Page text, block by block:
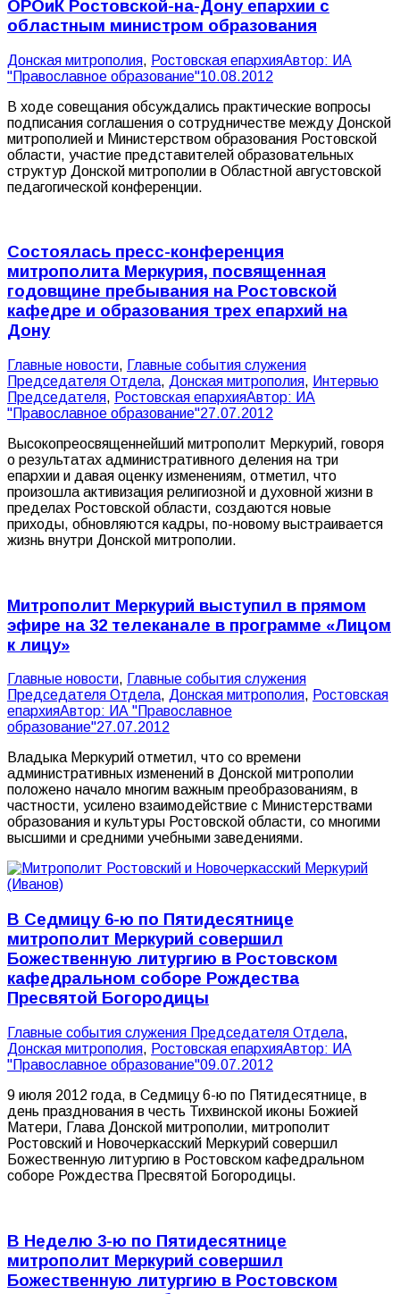
ОРОиК Ростовской-на-Дону епархии с
областным министром образования
Донская митрополия, Ростовская епархияАвтор: ИА
"Православное образование"10.08.2012
В ходе совещания обсуждались практические вопросы
подписания соглашения о сотрудничестве между Донской
митрополией и Министерством образования Ростовской
области, участие представителей образовательных
структур Донской митрополии в Областной августовской
педагогической конференции.
Состоялась пресс-конференция
митрополита Меркурия, посвященная
годовщине пребывания на Ростовской
кафедре и образования трех епархий на
Дону
Главные новости, Главные события служения
Председателя Отдела, Донская митрополия, Интервью
Председателя, Ростовская епархияАвтор: ИА
"Православное образование"27.07.2012
Высокопреосвященнейший митрополит Меркурий, говоря
о результатах административного деления на три
епархии и давая оценку изменениям, отметил, что
произошла активизация религиозной и духовной жизни в
пределах Ростовской области, создаются новые
приходы, обновляются кадры, по-новому выстраивается
жизнь внутри Донской митрополии.
Митрополит Меркурий выступил в прямом
эфире на 32 телеканале в программе «Лицом
к лицу»
Главные новости, Главные события служения
Председателя Отдела, Донская митрополия, Ростовская
епархияАвтор: ИА "Православное
образование"27.07.2012
Владыка Меркурий отметил, что со времени
административных изменений в Донской митрополии
положено начало многим важным преобразованиям, в
частности, усилено взаимодействие с Министерствами
образования и культуры Ростовской области, со многими
высшими и средними учебными заведениями.
В Седмицу 6-ю по Пятидесятнице
митрополит Меркурий совершил
Божественную литургию в Ростовском
кафедральном соборе Рождества
Пресвятой Богородицы
Главные события служения Председателя Отдела,
Донская митрополия, Ростовская епархияАвтор: ИА
"Православное образование"09.07.2012
9 июля 2012 года, в Седмицу 6-ю по Пятидесятнице, в
день празднования в честь Тихвинской иконы Божией
Матери, Глава Донской митрополии, митрополит
Ростовский и Новочеркасский Меркурий совершил
Божественную литургию в Ростовском кафедральном
соборе Рождества Пресвятой Богородицы.
В Неделю 3-ю по Пятидесятнице
митрополит Меркурий совершил
Божественную литургию в Ростовском